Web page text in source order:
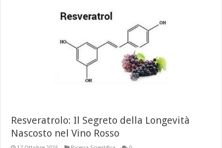
Resveratrolo: Il Segreto della Longevità
Nascosto nel Vino Rosso